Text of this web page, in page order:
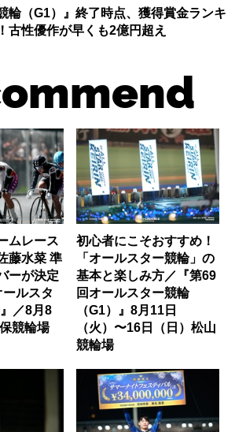
輪（G1）』終了時点、獲得賞金ランキ
古性優作が早くも2億円超え
ムレース
藤水菜 準
ーが決定
ールスタ
／8月8
競輪場
初心者にこそおすすめ！
「オールスター競輪」の
基本と楽しみ方／『第69
回オールスター競輪
（G1）』8月11日
（火）〜16日（日）松山
競輪場